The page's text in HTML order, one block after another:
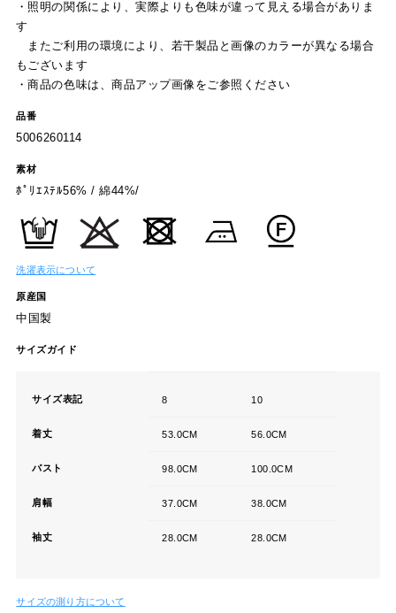
・照明の関係により、実際よりも色味が違って見える場合がありま
す
またご利用の環境により、若干製品と画像のカラーが異なる場合
もございます
・商品の色味は、商品アップ画像をご参照ください
品番
5006260114
素材
ﾎﾟﾘｴｽﾃﾙ56% / 綿44%/
洗濯表示について
原産国
中国製
サイズガイド
サイズ表記 8 10
着丈 53.0CM 56.0CM
バスト 98.0CM 100.0CM
肩幅 37.0CM 38.0CM
袖丈 28.0CM 28.0CM
サイズの測り方について